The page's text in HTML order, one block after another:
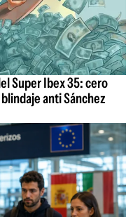
Super Ibex 35: cero
anti Sánchez